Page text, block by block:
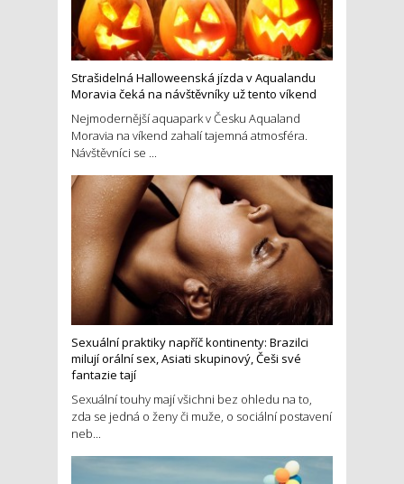
Strašidelná Halloweenská jízda v Aqualandu
Moravia čeká na návštěvníky už tento víkend
Nejmodernější aquapark v Česku Aqualand
Moravia na víkend zahalí tajemná atmosféra.
Návštěvníci se ...
Sexuální praktiky napříč kontinenty: Brazilci
milují orální sex, Asiati skupinový, Češi své
fantazie tají
Sexuální touhy mají všichni bez ohledu na to,
zda se jedná o ženy či muže, o sociální postavení
neb...